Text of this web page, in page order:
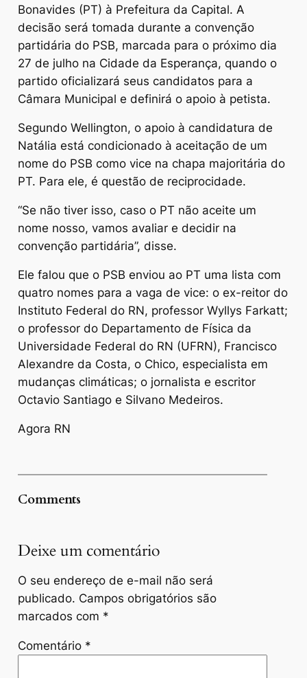
Bonavides (PT) à Prefeitura da Capital. A
decisão será tomada durante a convenção
partidária do PSB, marcada para o próximo dia
27 de julho na Cidade da Esperança, quando o
partido oficializará seus candidatos para a
Câmara Municipal e definirá o apoio à petista.
Segundo Wellington, o apoio à candidatura de
Natália está condicionado à aceitação de um
nome do PSB como vice na chapa majoritária do
PT. Para ele, é questão de reciprocidade.
“Se não tiver isso, caso o PT não aceite um
nome nosso, vamos avaliar e decidir na
convenção partidária”, disse.
Ele falou que o PSB enviou ao PT uma lista com
quatro nomes para a vaga de vice: o ex-reitor do
Instituto Federal do RN, professor Wyllys Farkatt;
o professor do Departamento de Física da
Universidade Federal do RN (UFRN), Francisco
Alexandre da Costa, o Chico, especialista em
mudanças climáticas; o jornalista e escritor
Octavio Santiago e Silvano Medeiros.
Agora RN
Comments
Deixe um comentário
O seu endereço de e-mail não será
publicado. Campos obrigatórios são
marcados com *
Comentário *